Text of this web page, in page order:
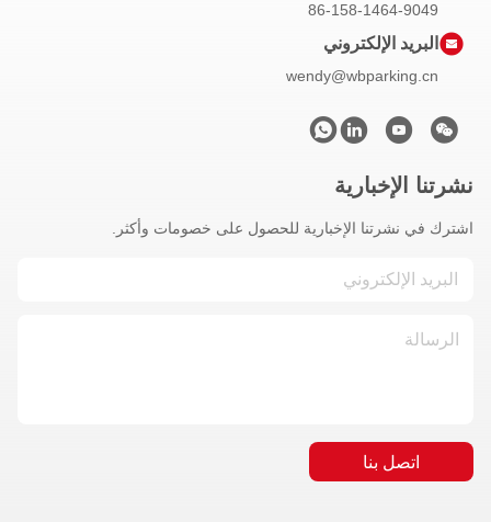
86-158-1464-9049
البريد الإلكتروني
wendy@wbparking.cn
نشرتنا الإخبارية
اشترك في نشرتنا الإخبارية للحصول على خصومات وأكثر.
اتصل بنا